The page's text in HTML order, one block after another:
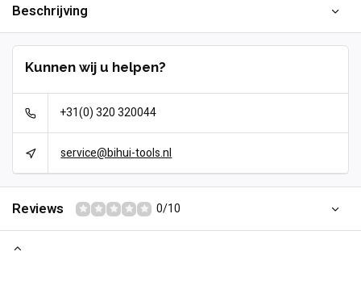
Beschrijving
Kunnen wij u helpen?
+31(0) 320 320044
service@bihui-tools.nl
Reviews 0/10